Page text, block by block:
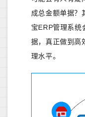
成总金额单据？
宝ERP管理系统
据，真正做到高
理水平。